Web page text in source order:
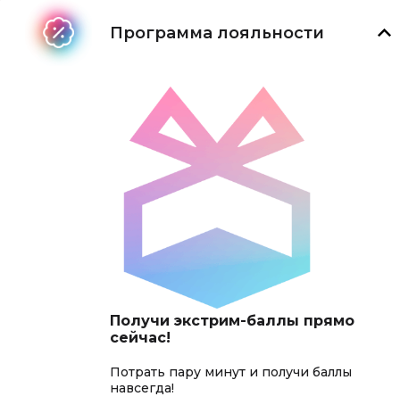
Программа лояльности
Получи экстрим-баллы прямо
сейчас!
Потрать пару минут и получи баллы
навсегда!